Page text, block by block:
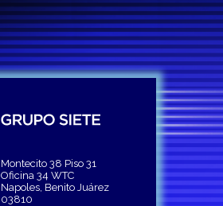
Montecito 38 Piso 31
Oficina 34 WTC
Napoles, Benito Juárez
03810